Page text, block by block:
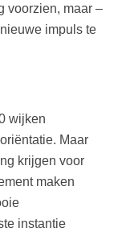
voorzien, maar –
impuls te
wijken
Maar
krijgen voor
maken
instantie